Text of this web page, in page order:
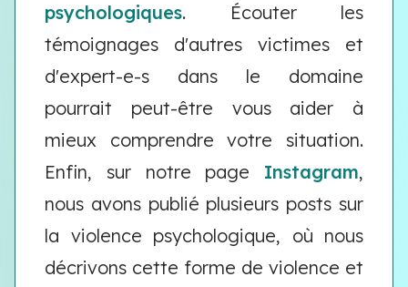
psychologiques. Écouter les
témoignages d'autres victimes et
d'expert-e-s dans le domaine
pourrait peut-être vous aider à
mieux comprendre votre situation.
Enfin, sur notre page Instagram,
nous avons publié plusieurs posts sur
la violence psychologique, où nous
décrivons cette forme de violence et